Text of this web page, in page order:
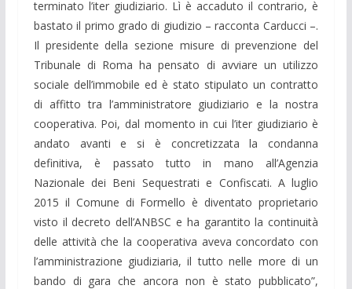
terminato l’iter giudiziario. Lì è accaduto il contrario, è
bastato il primo grado di giudizio – racconta Carducci –.
Il presidente della sezione misure di prevenzione del
Tribunale di Roma ha pensato di avviare un utilizzo
sociale dell’immobile ed è stato stipulato un contratto
di affitto tra l’amministratore giudiziario e la nostra
cooperativa. Poi, dal momento in cui l’iter giudiziario è
andato avanti e si è concretizzata la condanna
definitiva, è passato tutto in mano all’Agenzia
Nazionale dei Beni Sequestrati e Confiscati. A luglio
2015 il Comune di Formello è diventato proprietario
visto il decreto dell’ANBSC e ha garantito la continuità
delle attività che la cooperativa aveva concordato con
l’amministrazione giudiziaria, il tutto nelle more di un
bando di gara che ancora non è stato pubblicato”,